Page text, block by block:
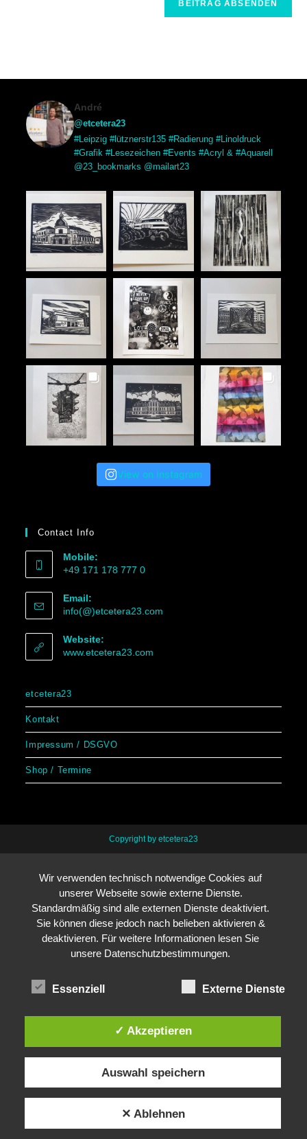
André
@etcetera23
#Leipzig #lütznerstr135 #Radierung #Linoldruck
#Grafik #Lesezeichen #Events #Acryl & #Aquarell
@23_bookmarks @mailart23
View on Instagram
Contact Info
Mobile:
+49 171 178 777 0
Email:
info(@)etcetera23.com
Website:
www.etcetera23.com
etcetera23
Kontakt
Impressum / DSGVO
Shop / Termine
Copyright by etcetera23
Wir verwenden technisch notwendige Cookies auf
unserer Webseite sowie externe Dienste.
Standardmäßig sind alle externen Dienste deaktiviert.
Sie können diese jedoch nach belieben aktivieren &
deaktivieren. Für weitere Informationen lesen Sie
unsere Datenschutzbestimmungen.
Essenziell Externe Dienste
✓ Akzeptieren
Auswahl speichern
✕ Ablehnen